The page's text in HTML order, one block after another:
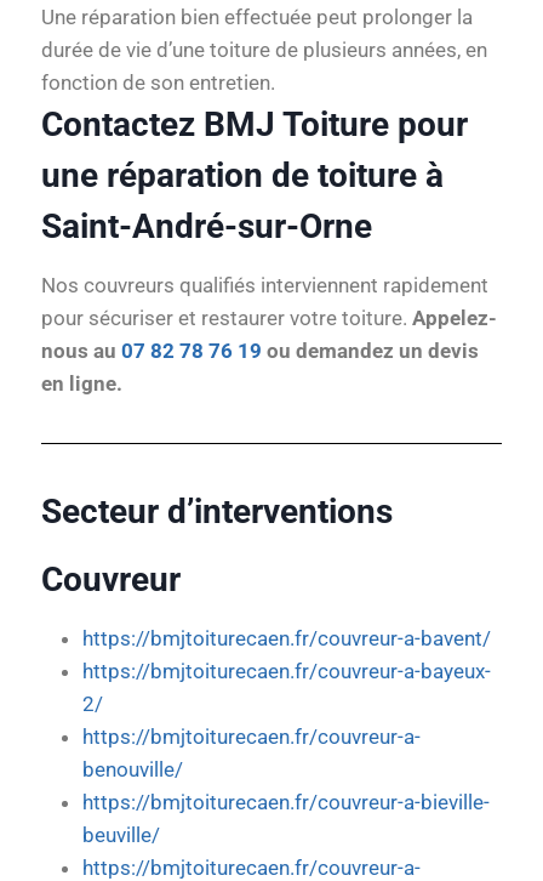
Une réparation bien effectuée peut prolonger la
durée de vie d’une toiture de plusieurs années, en
fonction de son entretien.
Contactez BMJ Toiture pour
une réparation de toiture à
Saint-André-sur-Orne
Nos couvreurs qualifiés interviennent rapidement
pour sécuriser et restaurer votre toiture. Appelez-
nous au 07 82 78 76 19 ou demandez un devis
en ligne.
Secteur d’interventions
Couvreur
https://bmjtoiturecaen.fr/couvreur-a-bavent/
https://bmjtoiturecaen.fr/couvreur-a-bayeux-
2/
https://bmjtoiturecaen.fr/couvreur-a-
benouville/
https://bmjtoiturecaen.fr/couvreur-a-bieville-
beuville/
https://bmjtoiturecaen.fr/couvreur-a-